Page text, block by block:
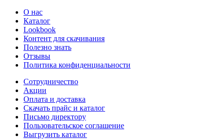
О нас
Каталог
Lookbook
Контент для скачивания
Полезно знать
Отзывы
Политика конфиденциальности
Сотрудничество
Акции
Оплата и доставка
Скачать прайс и каталог
Письмо директору
Пользовательское соглашение
Выгрузить каталог